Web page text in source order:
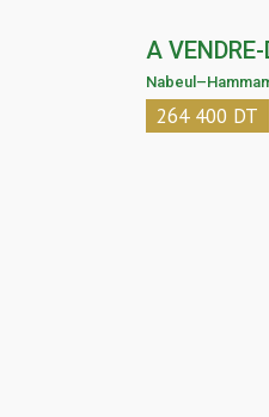
Nabeul –
264 400 DT